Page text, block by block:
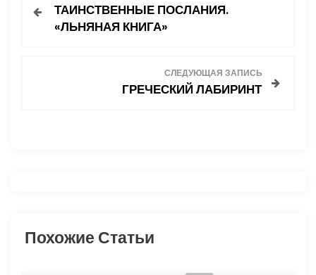
я
ТАИНСТВЕННЫЕ ПОСЛАНИЯ.
«ЛЬНЯНАЯ КНИГА»
СЛЕДУЮЩАЯ ЗАПИСЬ
ГРЕЧЕСКИЙ ЛАБИРИНТ
Похожие Статьи